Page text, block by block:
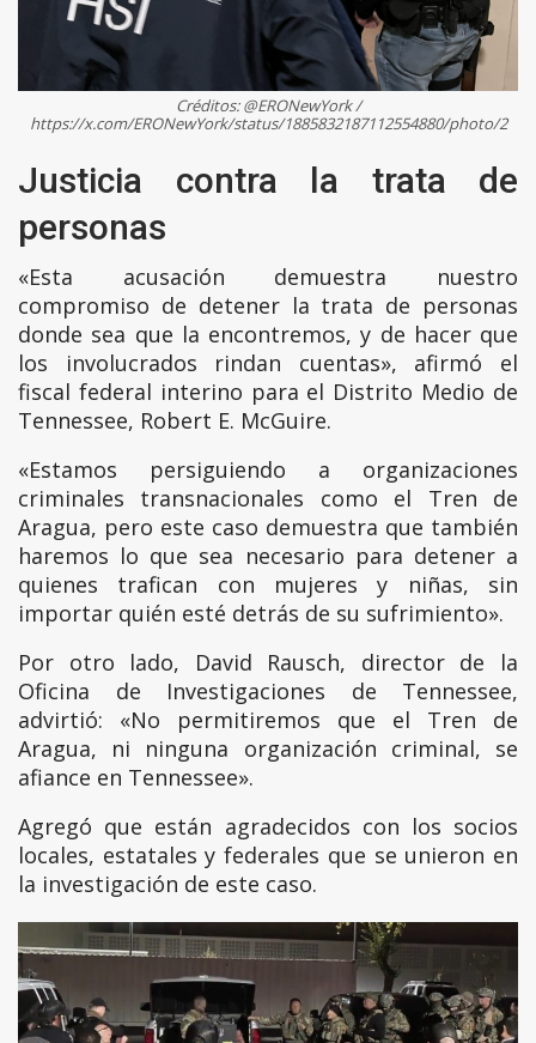
Créditos: @ERONewYork /
https://x.com/ERONewYork/status/1885832187112554880/photo/2
Justicia contra la trata de
personas
«Esta acusación demuestra nuestro
compromiso de detener la trata de personas
donde sea que la encontremos, y de hacer que
los involucrados rindan cuentas», afirmó el
fiscal federal interino para el Distrito Medio de
Tennessee, Robert E. McGuire.
«Estamos persiguiendo a organizaciones
criminales transnacionales como el Tren de
Aragua, pero este caso demuestra que también
haremos lo que sea necesario para detener a
quienes trafican con mujeres y niñas, sin
importar quién esté detrás de su sufrimiento».
Por otro lado, David Rausch, director de la
Oficina de Investigaciones de Tennessee,
advirtió: «No permitiremos que el Tren de
Aragua, ni ninguna organización criminal, se
afiance en Tennessee».
Agregó que están agradecidos con los socios
locales, estatales y federales que se unieron en
la investigación de este caso.